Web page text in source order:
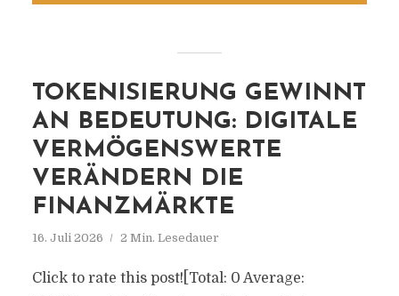
TOKENISIERUNG GEWINNT
AN BEDEUTUNG: DIGITALE
VERMÖGENSWERTE
VERÄNDERN DIE
FINANZMÄRKTE
16. Juli 2026 2 Min. Lesedauer
Click to rate this post![Total: 0 Average: